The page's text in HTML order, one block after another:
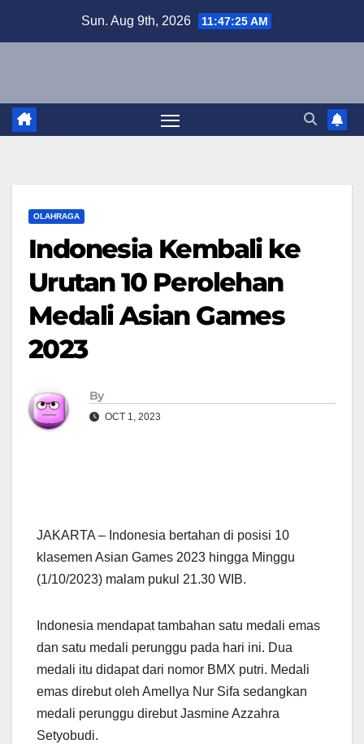
Sun. Aug 9th, 2026 11:47:26 AM
OLAHRAGA
Indonesia Kembali ke
Urutan 10 Perolehan
Medali Asian Games
2023
By
OCT 1, 2023
JAKARTA – Indonesia bertahan di posisi 10
klasemen Asian Games 2023 hingga Minggu
(1/10/2023) malam pukul 21.30 WIB.
Indonesia mendapat tambahan satu medali emas
dan satu medali perunggu pada hari ini. Dua
medali itu didapat dari nomor BMX putri. Medali
emas direbut oleh Amellya Nur Sifa sedangkan
medali perunggu direbut Jasmine Azzahra
Setyobudi.